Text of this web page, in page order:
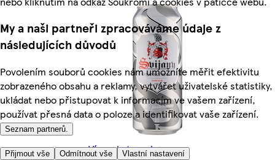
My a naši partneři zpracováváme údaje z
následujících důvodů
Povolením souborů cookies nám umožníte měřit efektivitu
zobrazeného obsahu a reklamy, vytvářet uživatelské statistiky,
ukládat nebo přistupovat k informacím ve vašem zařízení,
používat přesná data o poloze a identifikovat vaše zařízení.
Seznam partnerů.
Přijmout vše Odmítnout vše Vlastní nastavení
Více z kategorie